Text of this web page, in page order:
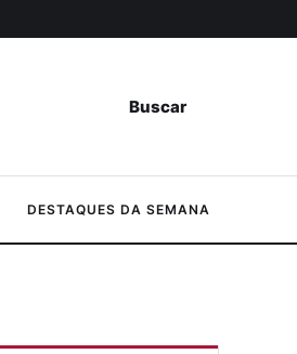
Buscar
DESTAQUES DA SEMANA